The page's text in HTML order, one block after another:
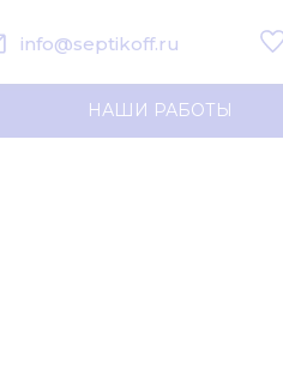
info@septikoff.ru
НАШИ РАБОТЫ